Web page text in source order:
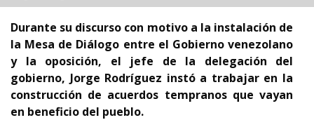
Durante su discurso con motivo a la instalación de
la Mesa de Diálogo entre el Gobierno venezolano
y la oposición, el jefe de la delegación del
gobierno, Jorge Rodríguez instó a trabajar en la
construcción de acuerdos tempranos que vayan
en beneficio del pueblo.